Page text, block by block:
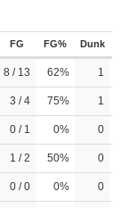
FG FG% Dunk
8 / 13 62% 1
3 / 4 75% 1
0 / 1 0% 0
1 / 2 50% 0
0 / 0 0% 0